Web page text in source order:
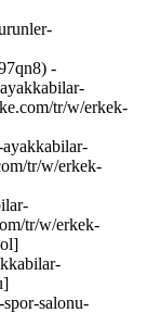
-
tr/w/erkek-
tr/w/erkek-
tr/w/erkek-
salonu-